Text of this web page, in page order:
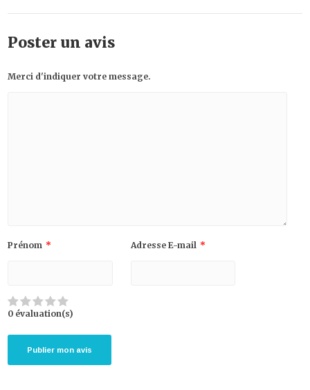
Poster un avis
Merci d'indiquer votre message.
Prénom * Adresse E-mail *
0 évaluation(s)